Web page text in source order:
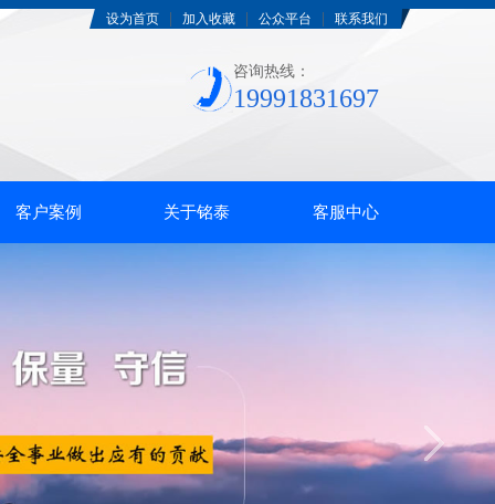
设为首页 加入收藏 公众平台 联系我们
咨询热线：
19991831697
客户案例 关于铭泰 客服中心